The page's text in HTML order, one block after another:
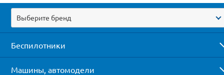
Выберите бренд
Беспилотники
Машины, автомодели